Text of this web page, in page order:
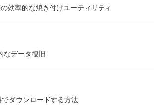
効率的な焼き付けユーティリティ
なデータ復旧
ダウンロードする方法